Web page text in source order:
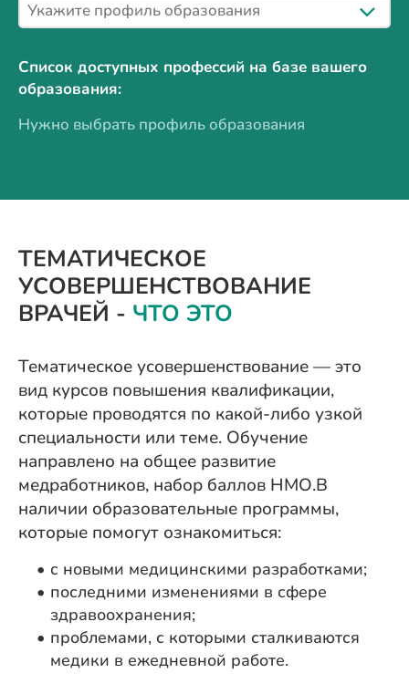
Список доступных профессий на базе вашего
образования:
Нужно выбрать профиль образования
ТЕМАТИЧЕСКОЕ
УСОВЕРШЕНСТВОВАНИЕ
ВРАЧЕЙ - ЧТО ЭТО
Тематическое усовершенствование — это
вид курсов повышения квалификации,
которые проводятся по какой-либо узкой
специальности или теме. Обучение
направлено на общее развитие
медработников, набор баллов НМО.В
наличии образовательные программы,
которые помогут ознакомиться:
с новыми медицинскими разработками;
последними изменениями в сфере
здравоохранения;
проблемами, с которыми сталкиваются
медики в ежедневной работе.